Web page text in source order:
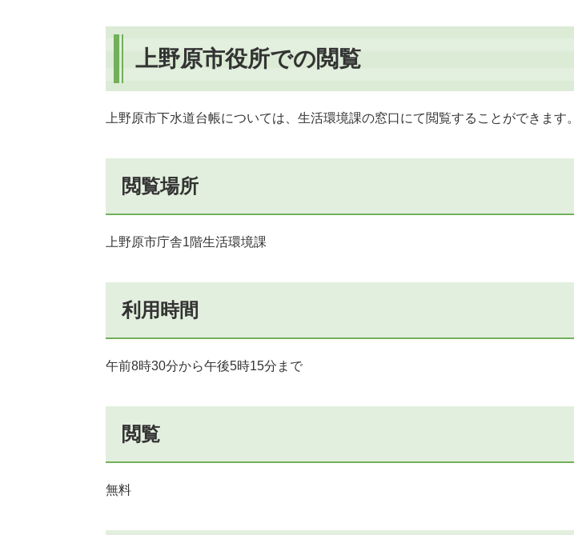
上野原市役所での閲覧
上野原市下水道台帳については、生活環境課の窓口にて閲覧することができます。
閲覧場所
上野原市庁舎1階生活環境課
利用時間
午前8時30分から午後5時15分まで
閲覧
無料